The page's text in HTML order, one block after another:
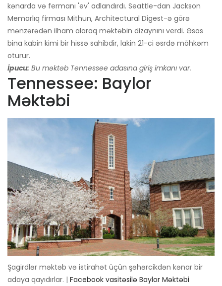
kənarda və fermanı 'ev' adlandırdı. Seattle-dan Jackson
Memarlıq firması Mithun, Architectural Digest-ə görə
mənzərədən ilham alaraq məktəbin dizaynını verdi. Əsas
bina kabin kimi bir hissə sahibdir, lakin 21-ci əsrdə möhkəm
oturur.
İpucu: Bu məktəb Tennessee adasına giriş imkanı var.
Tennessee: Baylor
Məktəbi
Şagirdlər məktəb və istirahət üçün şəhərcikdən kənar bir
adaya qayıdırlar. | Facebook vasitəsilə Baylor Məktəbi